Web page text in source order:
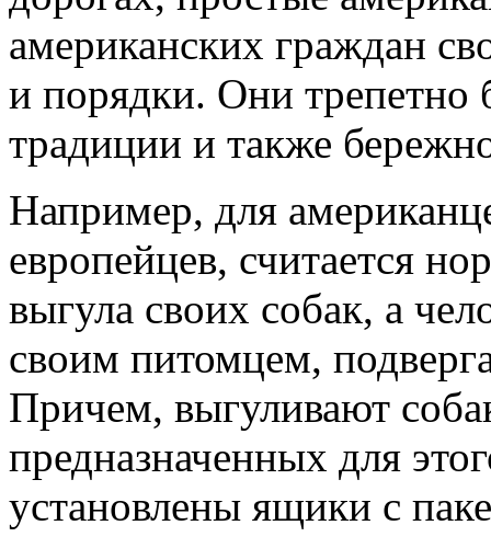
американских граждан
и порядки. Они трепетно
традиции и также
Например, для
европейцев, считается
выгула своих собак, а
своим питомцем,
Причем, выгуливают
предназначенных для
установлены ящики с